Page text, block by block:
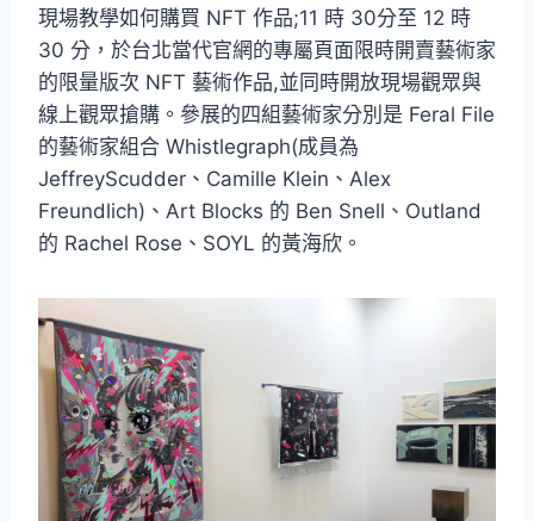
現場教學如何購買 NFT 作品;11 時 30分至 12 時
30 分，於台北當代官網的專屬頁面限時開賣藝術家
的限量版次 NFT 藝術作品,並同時開放現場觀眾與
線上觀眾搶購。參展的四組藝術家分別是 Feral File
的藝術家組合 Whistlegraph(成員為
JeffreyScudder、Camille Klein、Alex
Freundlich)、Art Blocks 的 Ben Snell、Outland
的 Rachel Rose、SOYL 的黃海欣。